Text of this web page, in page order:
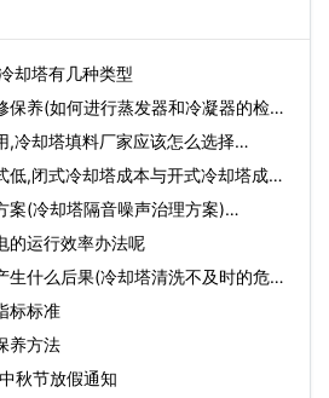
却塔有几种类型
保养(如何进行蒸发器和冷凝器的检修
,冷却塔填料厂家应该怎么选择…
低,闭式冷却塔成本与开式冷却塔成本
案(冷却塔隔音噪声治理方案)…
的运行效率办法呢
什么后果(冷却塔清洗不及时的危害)
标标准
养方法
秋节放假通知